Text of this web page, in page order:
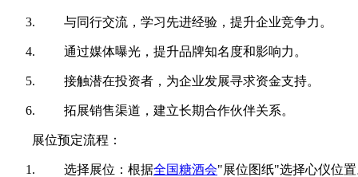
与同行交流，学习先进经验，提升企业竞争力。
通过媒体曝光，提升品牌知名度和影响力。
接触潜在投资者，为企业发展寻求资金支持。
拓展销售渠道，建立长期合作伙伴关系。
展位预定流程：
选择展位：根据全国糖酒会"展位图纸"选择心仪位